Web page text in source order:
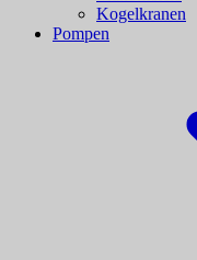
Kogelkranen
Pompen